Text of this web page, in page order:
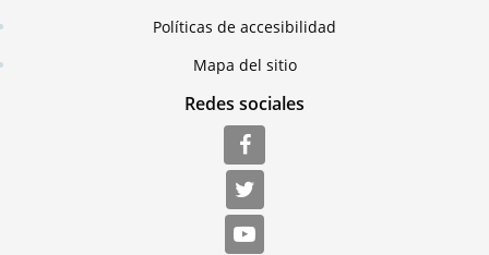
Políticas de accesibilidad
Mapa del sitio
Redes sociales